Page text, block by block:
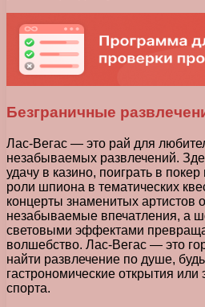
Безграничные
Лас-Вегас — это рай для
незабываемых развлечений.
удачу в казино, поиграть в
роли шпиона в тематических
концерты знаменитых артистов
незабываемые впечатления, а
световыми эффектами
волшебство. Лас-Вегас — это
найти развлечение по душе,
гастрономические открытия
спорта.